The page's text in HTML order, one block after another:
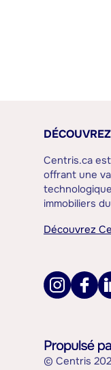
Centris.ca
offrant une
immobiliers
Découvrez
© Centris